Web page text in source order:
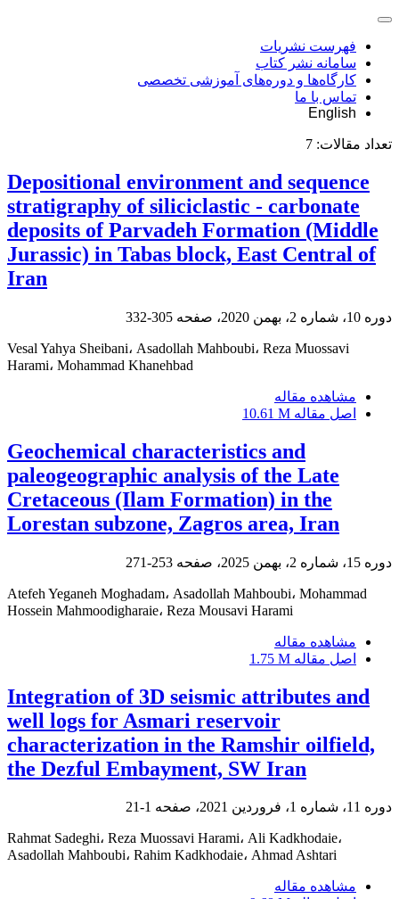
فهرست نشریات
سامانه نشر کتاب
کارگاه‌ها و دوره‌های آموزشی تخصصی
تماس با ما
English
تعداد مقالات: 7
Depositional environment and sequence
stratigraphy of siliciclastic - carbonate
deposits of Parvadeh Formation (Middle
Jurassic) in Tabas block, East Central of
Iran
دوره 10، شماره 2، بهمن 2020، صفحه 305-332
Vesal Yahya Sheibani، Asadollah Mahboubi، Reza Muossavi
Harami، Mohammad Khanehbad
مشاهده مقاله
اصل مقاله 10.61 M
Geochemical characteristics and
paleogeographic analysis of the Late
Cretaceous (Ilam Formation) in the
Lorestan subzone, Zagros area, Iran
دوره 15، شماره 2، بهمن 2025، صفحه 253-271
Atefeh Yeganeh Moghadam، Asadollah Mahboubi، Mohammad
Hossein Mahmoodigharaie، Reza Mousavi Harami
مشاهده مقاله
اصل مقاله 1.75 M
Integration of 3D seismic attributes and
well logs for Asmari reservoir
characterization in the Ramshir oilfield,
the Dezful Embayment, SW Iran
دوره 11، شماره 1، فروردین 2021، صفحه 1-21
Rahmat Sadeghi، Reza Muossavi Harami، Ali Kadkhodaie،
Asadollah Mahboubi، Rahim Kadkhodaie، Ahmad Ashtari
مشاهده مقاله